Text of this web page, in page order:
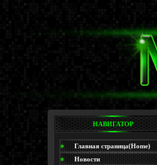
НАВИГАТОР
Главная страница(Home)
Новости